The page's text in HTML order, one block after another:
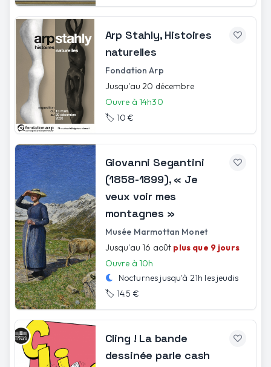
Arp Stahly, Histoires
naturelles
Fondation Arp
Jusqu'au 20 décembre
Ouvre à 14h30
🏷️ 10 €
Giovanni Segantini
(1858-1899), « Je
veux voir mes
montagnes »
Musée Marmottan Monet
Jusqu'au 16 août plus que 9 jours
Ouvre à 10h
Nocturnes jusqu'à 21h les jeudis
🏷️ 14.5 €
Cling ! La bande
dessinée parle cash